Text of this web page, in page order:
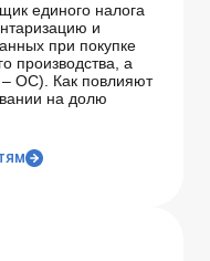
единого налога
и
при покупке
производства, а
– ОС). Как повлияют
на долю